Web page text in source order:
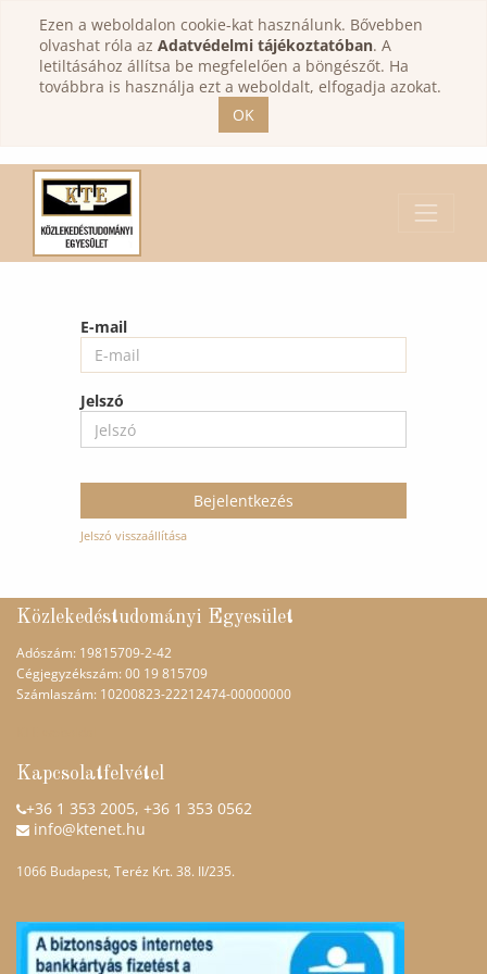
Ezen a weboldalon cookie-kat használunk. Bővebben
olvashat róla az Adatvédelmi tájékoztatóban. A
letiltásához állítsa be megfelelően a böngészőt. Ha
továbbra is használja ezt a weboldalt, elfogadja azokat.
OK
E-mail
Jelszó
Bejelentkezés
Jelszó visszaállítása
Közlekedéstudományi Egyesület
Adószám: 19815709-2-42
Cégjegyzékszám: 00 19 815709
Számlaszám: 10200823-22212474-00000000
Kapcsolatfelvétel
+36 1 353 2005, +36 1 353 0562
info@ktenet.hu
1066 Budapest, Teréz Krt. 38. II/235.